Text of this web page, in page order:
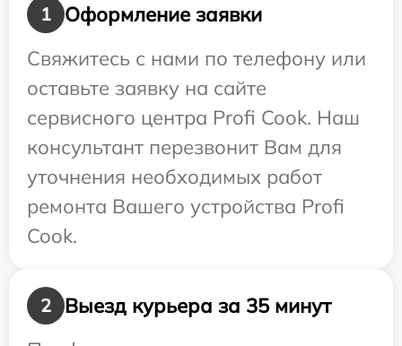
1
Оформление заявки
Свяжитесь с нами по телефону или
оставьте заявку на сайте
сервисного центра Profi Cook. Наш
консультант перезвонит Вам для
уточнения необходимых работ
ремонта Вашего устройства Profi
Cook.
2
Выезд курьера за 35 минут